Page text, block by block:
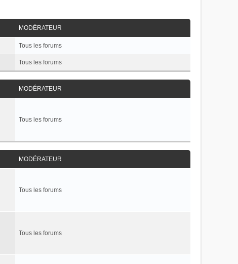
MODÉRATEUR
Tous les forums
Tous les forums
MODÉRATEUR
Tous les forums
MODÉRATEUR
Tous les forums
Tous les forums